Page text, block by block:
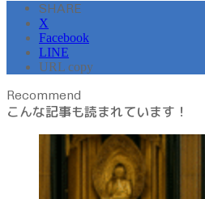
SHARE
X
Facebook
LINE
URL copy
Recommend
こんな記事も読まれています！